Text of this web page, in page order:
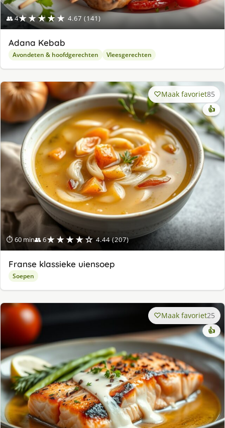
👥 4★★★★★ 4.67 (141)
Adana Kebab
Avondeten & hoofdgerechten Vleesgerechten
⏱ 60 min👥 6★★★★☆ 4.44 (207)
Maak favoriet85
👍
Franse klassieke uiensoep
Soepen
Maak favoriet25
👍